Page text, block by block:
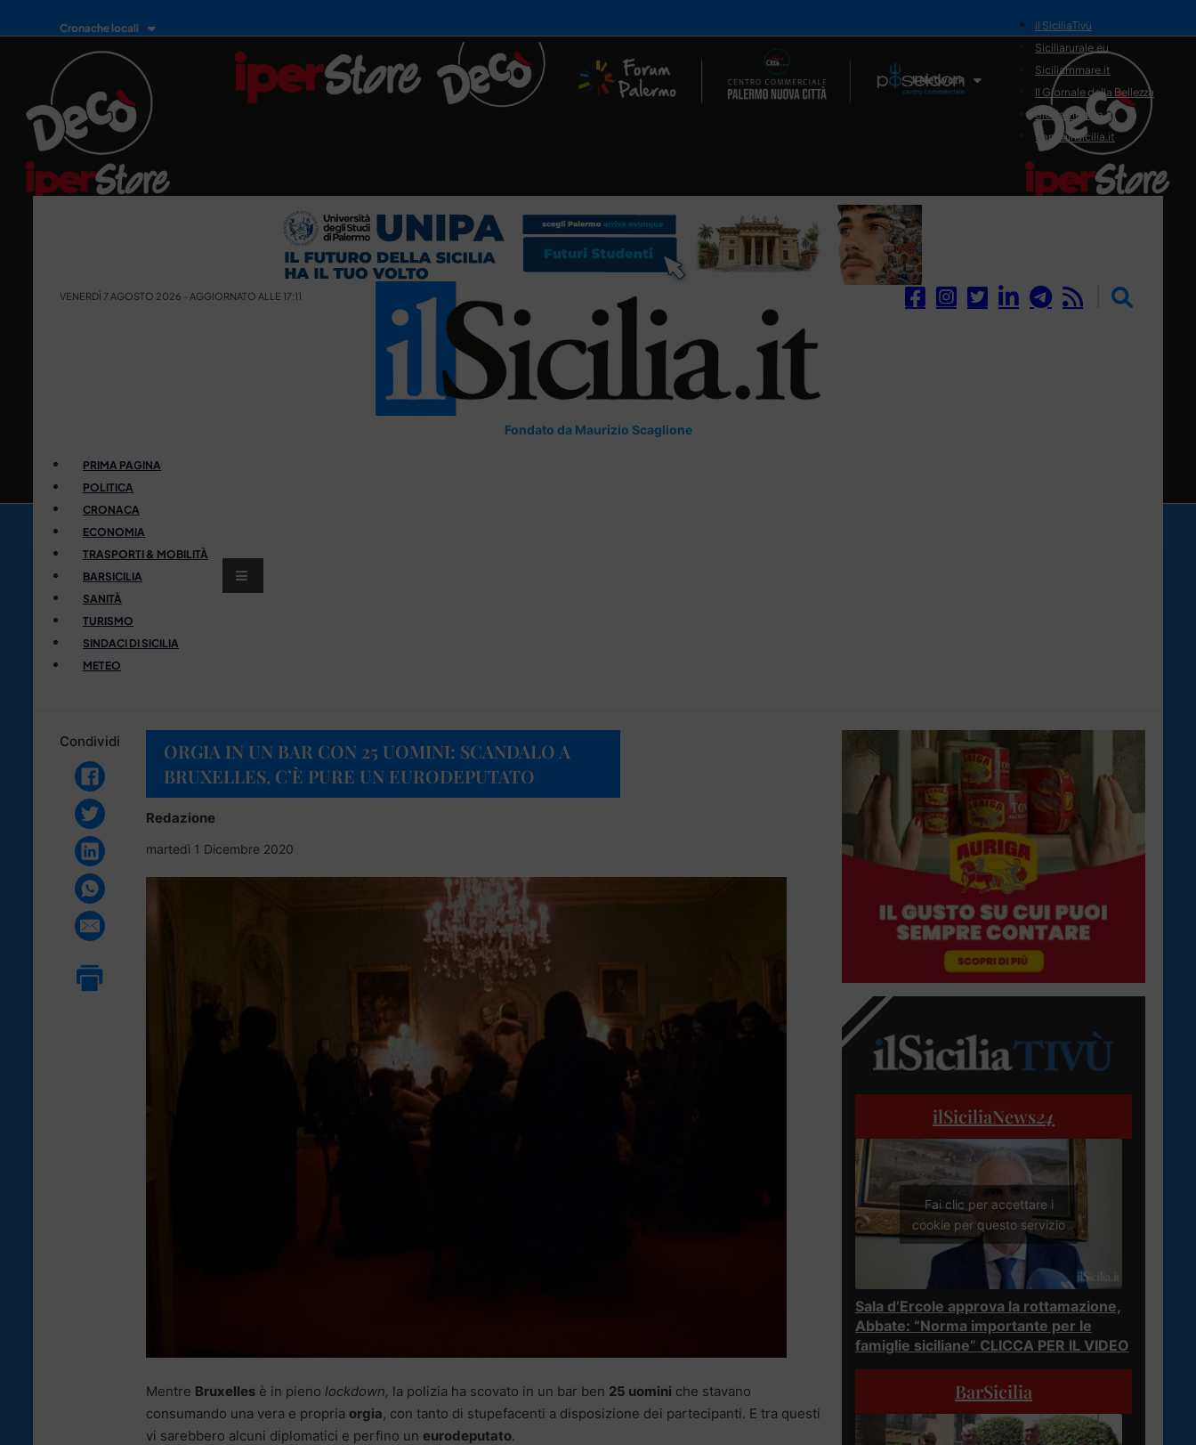
Cronache locali
Il Network
il SiciliaTivù
Siciliarurale.eu
Siciliammare.it
Il Giornale della Bellezza
Siciliamedica.it
Sanitainsicilia.it
VENERDÌ 7 AGOSTO 2026 - AGGIORNATO ALLE 17:11
Fondato da Maurizio Scaglione
PRIMA PAGINA
POLITICA
CRONACA
ECONOMIA
TRASPORTI & MOBILITÀ
BARSICILIA
SANITÀ
TURISMO
SINDACI DI SICILIA
METEO
Condividi
ORGIA IN UN BAR CON 25 UOMINI: SCANDALO A
BRUXELLES, C’È PURE UN EURODEPUTATO
Redazione
martedì 1 Dicembre 2020
Mentre Bruxelles è in pieno lockdown, la polizia ha scovato in un bar ben 25 uomini che stavano
consumando una vera e propria orgia, con tanto di stupefacenti a disposizione dei partecipanti. E tra questi
vi sarebbero alcuni diplomatici e perfino un eurodeputato.
ilSiciliaNews24
Fai clic per accettare i
cookie per questo servizio
Sala d’Ercole approva la rottamazione,
Abbate: “Norma importante per le
famiglie siciliane” CLICCA PER IL VIDEO
BarSicilia